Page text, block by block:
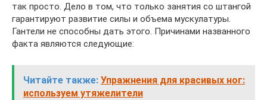
так просто. Дело в том, что только занятия со штангой
гарантируют развитие силы и объема мускулатуры.
Гантели не способны дать этого. Причинами названного
факта являются следующие:
Читайте также: Упражнения для красивых ног:
используем утяжелители